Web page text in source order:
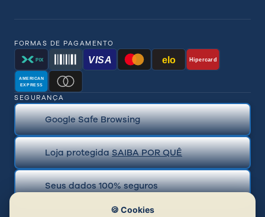
FORMAS DE PAGAMENTO
PIX VISA elo Hipercard
AMERICAN
EXPRESS
SEGURANÇA
Google Safe Browsing
Loja protegidaSAIBA POR QUÊ
Seus dados 100% seguros
🍪 Cookies